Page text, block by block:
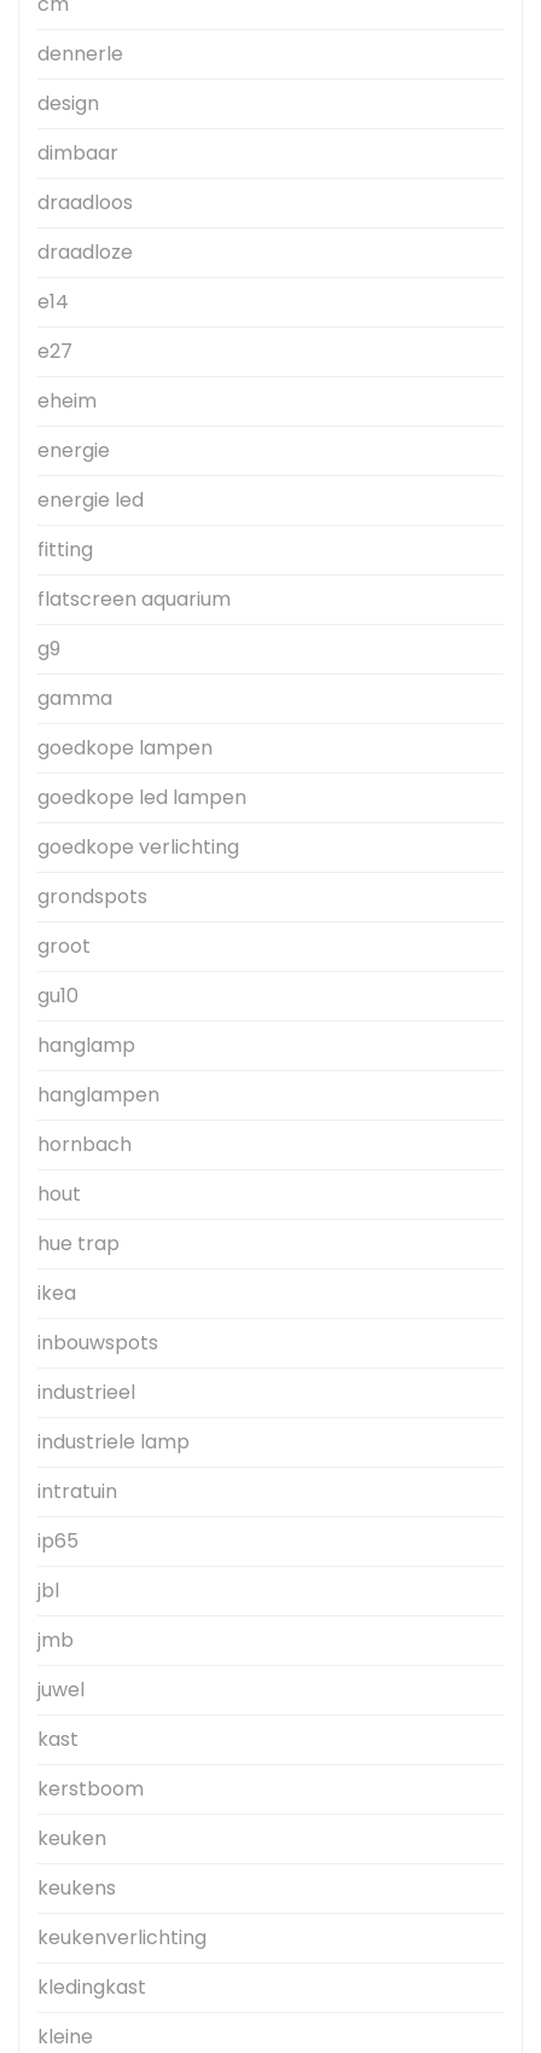
dennerle
design
dimbaar
draadloos
draadloze
e14
e27
eheim
energie
energie led
fitting
flatscreen aquarium
g9
gamma
goedkope lampen
goedkope led lampen
goedkope verlichting
grondspots
groot
gu10
hanglamp
hanglampen
hornbach
hout
hue trap
ikea
inbouwspots
industrieel
industriele lamp
intratuin
ip65
jbl
jmb
juwel
kast
kerstboom
keuken
keukens
keukenverlichting
kledingkast
kleine